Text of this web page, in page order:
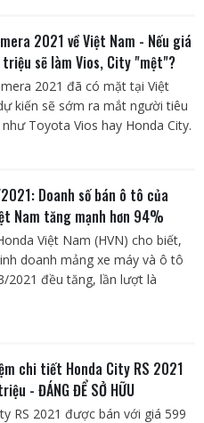
2021 về Việt Nam - Nếu giá
sẽ làm Vios, City "mệt"?
2021 đã có mặt tại Việt
kiến sẽ sớm ra mắt người tiêu
Toyota Vios hay Honda City.
Doanh số bán ô tô của
Nam tăng mạnh hơn 94%
Việt Nam (HVN) cho biết,
doanh mảng xe máy và ô tô
2021 đều tăng, lần lượt là
chi tiết Honda City RS 2021
- ĐÁNG ĐỂ SỞ HỮU
RS 2021 được bán với giá 599